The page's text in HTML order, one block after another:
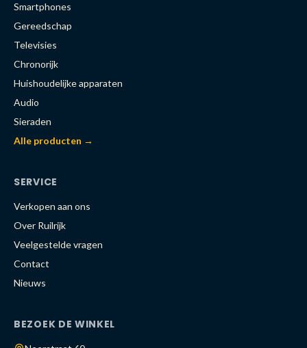
Smartphones
Gereedschap
Televisies
Chronorijk
Huishoudelijke apparaten
Audio
Sieraden
Alle producten →
SERVICE
Verkopen aan ons
Over Ruilrijk
Veelgestelde vragen
Contact
Nieuws
BEZOEK DE WINKEL